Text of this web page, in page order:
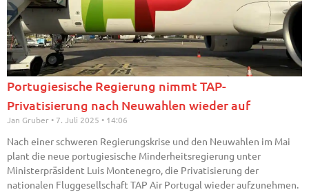
Portugiesische Regierung nimmt TAP-
Privatisierung nach Neuwahlen wieder auf
Jan Gruber 7. Juli 2025 14:06
Nach einer schweren Regierungskrise und den Neuwahlen im Mai
plant die neue portugiesische Minderheitsregierung unter
Ministerpräsident Luis Montenegro, die Privatisierung der
nationalen Fluggesellschaft TAP Air Portugal wieder aufzunehmen.